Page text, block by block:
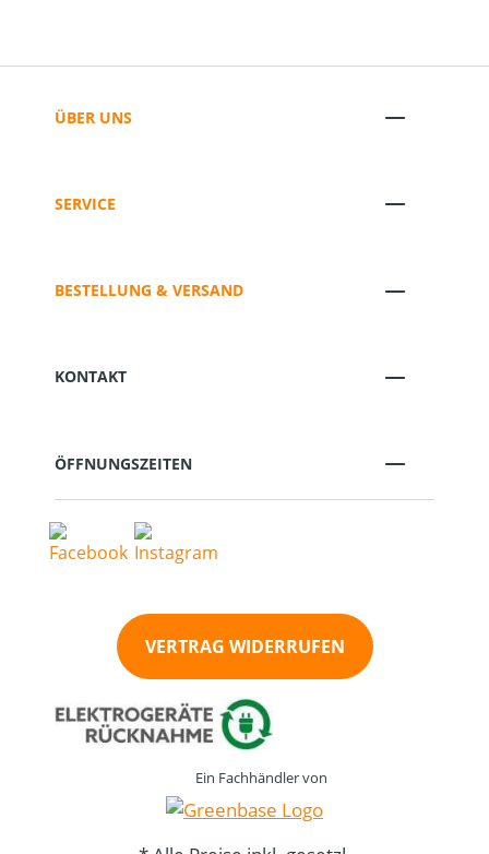
ÜBER UNS
SERVICE
BESTELLUNG & VERSAND
KONTAKT
ÖFFNUNGSZEITEN
VERTRAG WIDERRUFEN
Ein Fachhändler von